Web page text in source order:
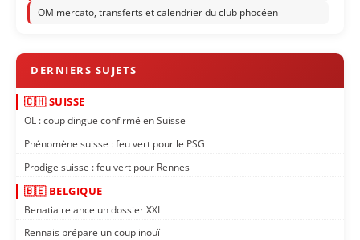
OM mercato, transferts et calendrier du club phocéen
🇨🇭 SUISSE
OL : coup dingue confirmé en Suisse
Phénomène suisse : feu vert pour le PSG
Prodige suisse : feu vert pour Rennes
🇧🇪 BELGIQUE
Benatia relance un dossier XXL
Rennais prépare un coup inouï